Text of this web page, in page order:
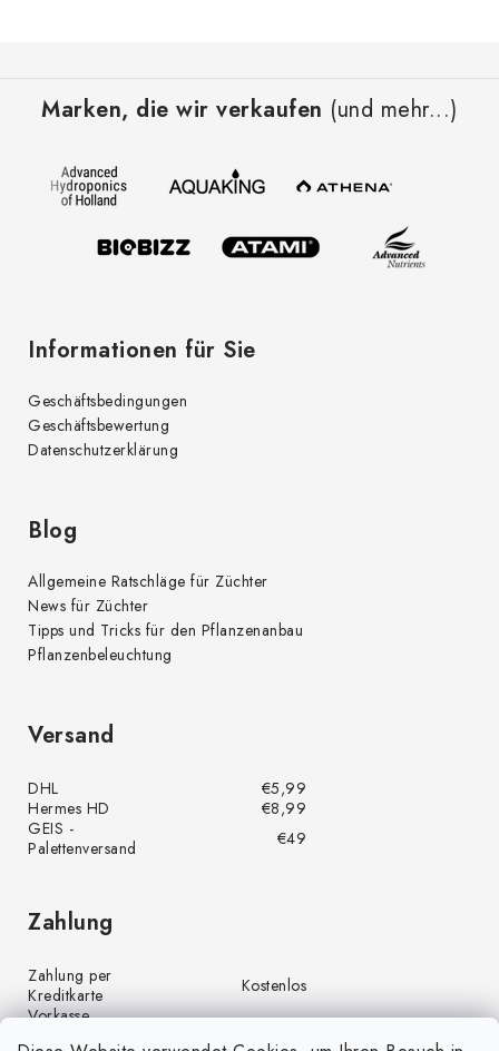
Marken, die wir verkaufen (und mehr...)
Informationen für Sie
Geschäftsbedingungen
Geschäftsbewertung
Datenschutzerklärung
Blog
Allgemeine Ratschläge für Züchter
News für Züchter
Tipps und Tricks für den Pflanzenanbau
Pflanzenbeleuchtung
Versand
DHL
€5,99
Hermes HD
€8,99
GEIS -
Palettenversand
€49
Zahlung
Zahlung per
Kreditkarte
Kostenlos
Vorkasse